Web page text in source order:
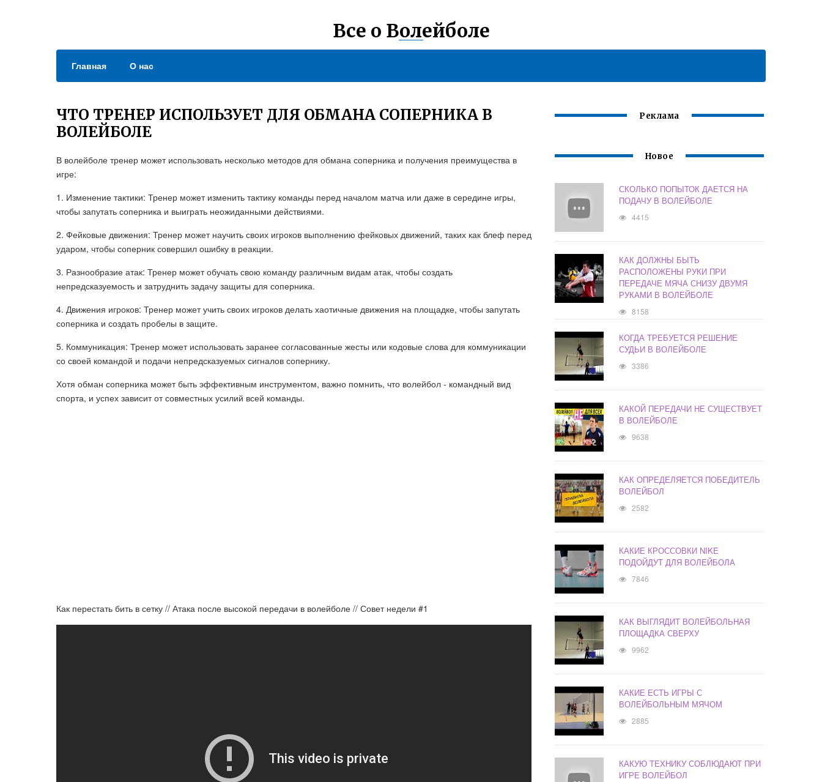
Все о Волейболе
Главная О нас
ЧТО ТРЕНЕР ИСПОЛЬЗУЕТ ДЛЯ ОБМАНА СОПЕРНИКА В
ВОЛЕЙБОЛЕ
В волейболе тренер может использовать несколько методов для обмана соперника и получения преимущества в
игре:
1. Изменение тактики: Тренер может изменить тактику команды перед началом матча или даже в середине игры,
чтобы запутать соперника и выиграть неожиданными действиями.
2. Фейковые движения: Тренер может научить своих игроков выполнению фейковых движений, таких как блеф перед
ударом, чтобы соперник совершил ошибку в реакции.
3. Разнообразие атак: Тренер может обучать свою команду различным видам атак, чтобы создать
непредсказуемость и затруднить задачу защиты для соперника.
4. Движения игроков: Тренер может учить своих игроков делать хаотичные движения на площадке, чтобы запутать
соперника и создать пробелы в защите.
5. Коммуникация: Тренер может использовать заранее согласованные жесты или кодовые слова для коммуникации
со своей командой и подачи непредсказуемых сигналов сопернику.
Хотя обман соперника может быть эффективным инструментом, важно помнить, что волейбол - командный вид
спорта, и успех зависит от совместных усилий всей команды.
Как перестать бить в сетку // Атака после высокой передачи в волейболе // Совет недели #1
Реклама
Новое
СКОЛЬКО ПОПЫТОК ДАЕТСЯ НА
ПОДАЧУ В ВОЛЕЙБОЛЕ
4415
КАК ДОЛЖНЫ БЫТЬ
РАСПОЛОЖЕНЫ РУКИ ПРИ
ПЕРЕДАЧЕ МЯЧА СНИЗУ ДВУМЯ
РУКАМИ В ВОЛЕЙБОЛЕ
8158
КОГДА ТРЕБУЕТСЯ РЕШЕНИЕ
СУДЬИ В ВОЛЕЙБОЛЕ
3386
КАКОЙ ПЕРЕДАЧИ НЕ СУЩЕСТВУЕТ
В ВОЛЕЙБОЛЕ
9638
КАК ОПРЕДЕЛЯЕТСЯ ПОБЕДИТЕЛЬ
ВОЛЕЙБОЛ
2582
КАКИЕ КРОССОВКИ NIKE
ПОДОЙДУТ ДЛЯ ВОЛЕЙБОЛА
7846
КАК ВЫГЛЯДИТ ВОЛЕЙБОЛЬНАЯ
ПЛОЩАДКА СВЕРХУ
9962
КАКИЕ ЕСТЬ ИГРЫ С
ВОЛЕЙБОЛЬНЫМ МЯЧОМ
2885
КАКУЮ ТЕХНИКУ СОБЛЮДАЮТ ПРИ
ИГРЕ ВОЛЕЙБОЛ